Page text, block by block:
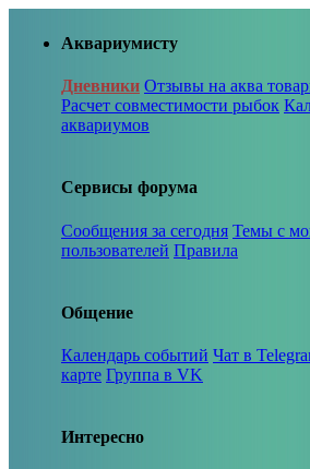
Аквариумисту
Дневники Отзывы на аква
Расчет совместимости рыбок
аквариумов
Сервисы форума
Сообщения за сегодня Темы с
пользователей Правила
Общение
Календарь событий Чат в
карте Группа в VK
Интересно